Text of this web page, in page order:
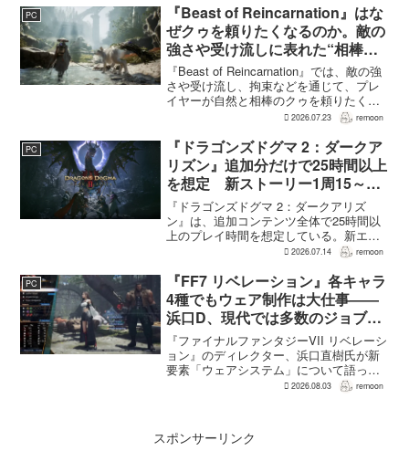
ューでの発言で、小高氏は「先に『レイ
ンコー...
PC
『Beast of Reincarnation』はな
ぜクゥを頼りたくなるのか。敵の
強さや受け流しに表れた“相棒と
の共闘”設計
『Beast of Reincarnation』では、敵の強
さや受け流し、拘束などを通じて、プレ
イヤーが自然と相棒のクゥを頼りたくな
る戦闘が設計されている。そうした設計
ナリオライターを務めるゲームフリー
ク...
2026.07.23 remoon
PC
『ドラゴンズドグマ 2：ダークア
リズン』追加分だけで25時間以上
を想定 新ストーリー1周15～20
時間、12種ダンジョンは各30分
～1時間
『ドラゴンズドグマ 2：ダークアリズ
ン』は、追加コンテンツ全体で25時間以
上のプレイ時間を想定している。新エリ
ア「ノルガン」で展開されるメインシナ
追加される12種類のユニークダンジョン
「忘れられた試...
2026.07.14 remoon
PC
『FF7 リベレーション』各キャラ
4種でもウェア制作は大仕事――
浜口D、現代では多数のジョブを
1作に盛り込むのは極めて困難と
説明
『ファイナルファンタジーVII リベレーシ
ョン』のディレクター、浜口直樹氏が新
要素「ウェアシステム」について語っ
た。本作では8人のパーティキャラクター
2026.08.03 remoon
スポンサーリンク